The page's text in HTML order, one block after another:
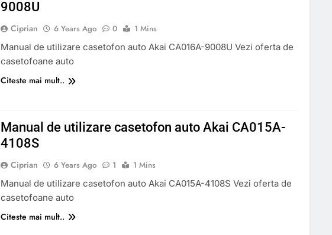
9008U
Ciprian 6 Years Ago 0
1 Mins
Manual de utilizare casetofon auto Akai CA016A-9008U Vezi oferta de
casetofoane auto
Citeste mai mult..
Manual de utilizare casetofon auto Akai CA015A-
4108S
Ciprian 6 Years Ago 1
1 Mins
Manual de utilizare casetofon auto Akai CA015A-4108S Vezi oferta de
casetofoane auto
Citeste mai mult..